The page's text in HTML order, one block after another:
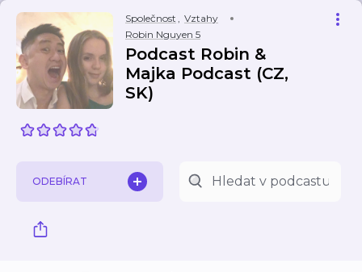
Společnost , Vztahy
Robin Nguyen 5
Podcast Robin &
Majka Podcast (CZ,
SK)
ODEBÍRAT